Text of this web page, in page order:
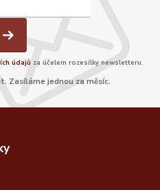
údajů za účelem rozesílky newsletteru.
Zasíláme jednou za měsíc.